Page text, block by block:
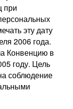
при
эту дату
2006 года.
Конвенцию в
году. Цель
соблюдение